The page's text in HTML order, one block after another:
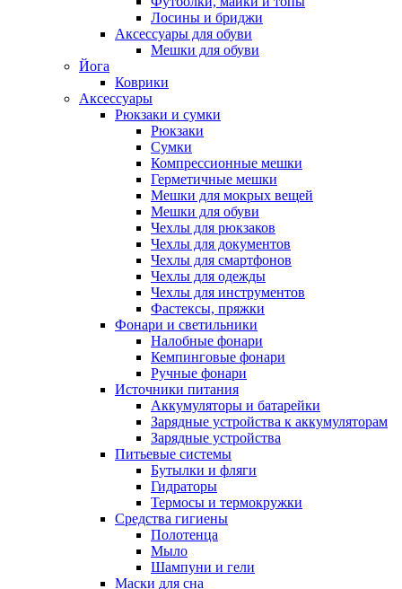
Лосины и бриджи
Аксессуары для обуви
Мешки для обуви
Йога
Коврики
Аксессуары
Рюкзаки и сумки
Рюкзаки
Сумки
Компрессионные мешки
Герметичные мешки
Мешки для мокрых вещей
Мешки для обуви
Чехлы для рюкзаков
Чехлы для документов
Чехлы для смартфонов
Чехлы для одежды
Чехлы для инструментов
Фастексы, пряжки
Фонари и светильники
Налобные фонари
Кемпинговые фонари
Ручные фонари
Источники питания
Аккумуляторы и батарейки
Зарядные устройства к аккумуляторам
Зарядные устройства
Питьевые системы
Бутылки и фляги
Гидраторы
Термосы и термокружки
Средства гигиены
Полотенца
Мыло
Шампуни и гели
Маски для сна